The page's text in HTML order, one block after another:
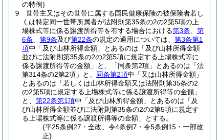
の特例)
9
世帯主又はその世帯に属する国民健康保険の被保険者若し
くは特定同一世帯所属者が法附則第35条の2の2第5項の上
場株式等に係る譲渡所得等を有する場合における第3条
第
6条
第9条及び第22条の規定の適用については、 第3条第1
項中「及び山林所得金額」とあるのは「及び山林所得金額
並びに法附則第35条の2の2第5項に規定する上場株式等に
係る譲渡所得等の金額」と、「同条第2項」とあるのは「法
第314条の2第2項」と、 同条第2項中「又は山林所得金額」
とあるのは「若しくは山林所得金額又は法附則第35条の2
の2第5項に規定する上場株式等に係る譲渡所得等の金額」
と、 第22条第1項中「及び山林所得金額」とあるのは「及
び山林所得金額並びに法附則第35条の2の2第5項に規定す
る上場株式等に係る譲渡所得等の金額」とする。
(平25条例27・全改、令4条例7・令5条例15・一部改
正)